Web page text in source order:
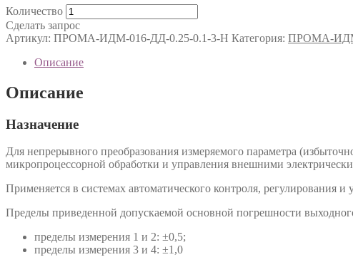
Количество
Сделать запрос
Артикул: ПРОМА-ИДМ-016-ДД-0.25-0.1-3-Н Категория: ПРОМА-ИДМ-
Описание
Описание
Назначение
Для непрерывного преобразования измеряемого параметра
микропроцессорной обработки и управления внешними
Применяется в системах автоматического контроля, регулирования
Пределы приведенной допускаемой основной погрешности
пределы измерения 1 и 2: ±0,5;
пределы измерения 3 и 4: ±1,0